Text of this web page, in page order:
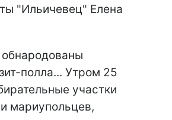
"Ильичевец" Елена
полла... Утром 25
участки
мариупольцев,